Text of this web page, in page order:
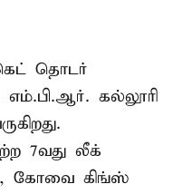
தொடர்
கல்லூரி
7வது லீக்
கோவை கிங்ஸ்